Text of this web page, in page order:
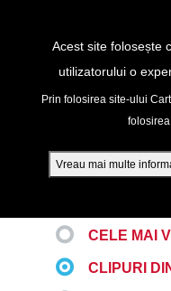
Acest site folosește
utilizatorului o
Prin folosirea site-ului
Vreau mai multe
DVD - Sezoane 1-4
TOATE
CELE MAI
CLIPURI